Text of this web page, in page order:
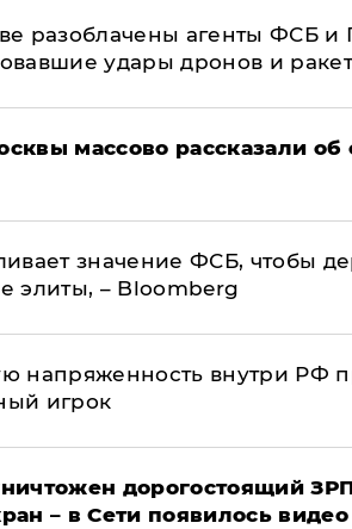
разоблачены агенты ФСБ и
удары дронов и
массово рассказали об
значение ФСБ, чтобы
элиты, – Bloomberg
напряженность внутри РФ
игрок
дорогостоящий
– в Сети появилось